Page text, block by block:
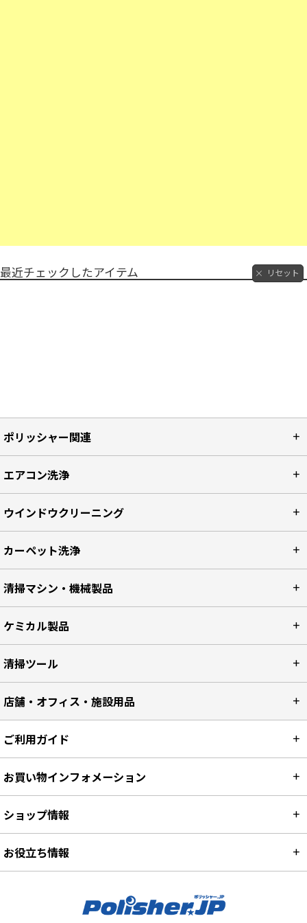
最近チェックしたアイテム リセット
ポリッシャー関連
エアコン洗浄
ウインドウクリーニング
カーペット洗浄
清掃マシン・機械製品
ケミカル製品
清掃ツール
店舗・オフィス・施設用品
ご利用ガイド
お買い物インフォメーション
ショップ情報
お役立ち情報